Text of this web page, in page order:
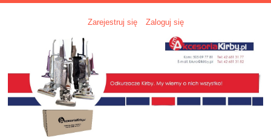
Zarejestruj się Zaloguj się